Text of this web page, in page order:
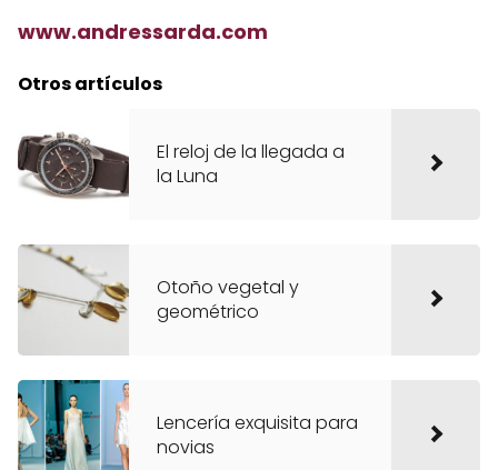
www.andressarda.com
Otros artículos
El reloj de la llegada a
la Luna
Otoño vegetal y
geométrico
Lencería exquisita para
novias